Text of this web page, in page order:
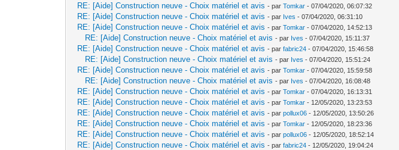
RE: [Aide] Construction neuve - Choix matériel et avis - parTomkar - 07/04/2020, 06:07:32
RE: [Aide] Construction neuve - Choix matériel et avis - par Ives - 07/04/2020, 06:31:10
RE: [Aide] Construction neuve - Choix matériel et avis - parTomkar - 07/04/2020, 14:52:13
RE: [Aide] Construction neuve - Choix matériel et avis - par Ives - 07/04/2020, 15:11:37
RE: [Aide] Construction neuve - Choix matériel et avis - parfabric24 - 07/04/2020, 15:46:58
RE: [Aide] Construction neuve - Choix matériel et avis - par Ives - 07/04/2020, 15:51:24
RE: [Aide] Construction neuve - Choix matériel et avis - parTomkar - 07/04/2020, 15:59:58
RE: [Aide] Construction neuve - Choix matériel et avis - par Ives - 07/04/2020, 16:08:48
RE: [Aide] Construction neuve - Choix matériel et avis - parTomkar - 07/04/2020, 16:13:31
RE: [Aide] Construction neuve - Choix matériel et avis - parTomkar - 12/05/2020, 13:23:53
RE: [Aide] Construction neuve - Choix matériel et avis - parpollux06 - 12/05/2020, 13:50:26
RE: [Aide] Construction neuve - Choix matériel et avis - parTomkar - 12/05/2020, 18:23:36
RE: [Aide] Construction neuve - Choix matériel et avis - parpollux06 - 12/05/2020, 18:52:14
RE: [Aide] Construction neuve - Choix matériel et avis - parfabric24 - 12/05/2020, 19:04:24